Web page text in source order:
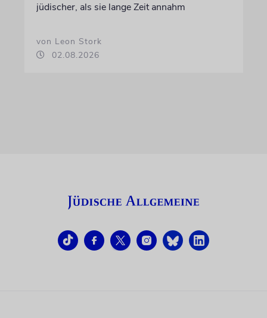
jüdischer, als sie lange Zeit annahm
von Leon Stork
02.08.2026